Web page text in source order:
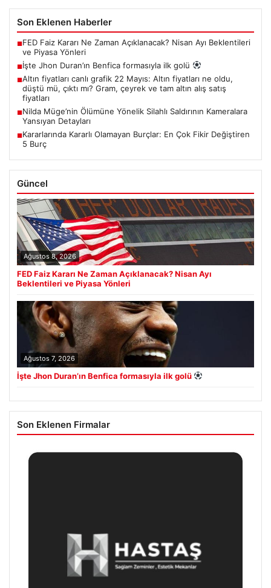
Son Eklenen Haberler
■FED Faiz Kararı Ne Zaman Açıklanacak? Nisan Ayı Beklentileri
ve Piyasa Yönleri
■İşte Jhon Duran’ın Benfica formasıyla ilk golü
■Altın fiyatları canlı grafik 22 Mayıs: Altın fiyatları ne oldu,
düştü mü, çıktı mı? Gram, çeyrek ve tam altın alış satış
fiyatları
■Nilda Müge’nin Ölümüne Yönelik Silahlı Saldırının Kameralara
Yansıyan Detayları
■Kararlarında Kararlı Olamayan Burçlar: En Çok Fikir Değiştiren
5 Burç
Güncel
Ağustos 8, 2026
FED Faiz Kararı Ne Zaman Açıklanacak? Nisan Ayı
Beklentileri ve Piyasa Yönleri
Ağustos 7, 2026
İşte Jhon Duran’ın Benfica formasıyla ilk golü
Son Eklenen Firmalar